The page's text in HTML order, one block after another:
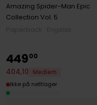
Amazing Spider-Man Epic
Collection Vol. 5
44900
404,10
Medlem
Ikke på nettlager